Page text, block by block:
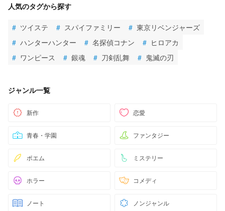
人気のタグから探す
# ツイステ # スパイファミリー # 東京リベンジャーズ
# ハンターハンター # 名探偵コナン # ヒロアカ
# ワンピース # 銀魂 # 刀剣乱舞 # 鬼滅の刃
ジャンル一覧
新作 恋愛
青春・学園 ファンタジー
ポエム ミステリー
ホラー コメディ
ノート ノンジャンル